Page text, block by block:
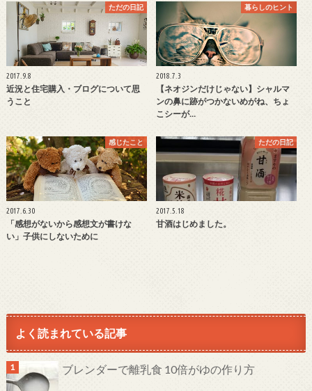
ただの日記
2017.9.8
近況と住宅購入・ブログについて思
うこと
暮らしのヒント
2018.7.3
【ネオジンだけじゃない】シャルマ
ンの鼻に跡がつかないめがね、ちょ
こシーが…
感じたこと
2017.6.30
「感想がないから感想文が書けな
い」子供にしないために
ただの日記
2017.5.18
甘酒はじめました。
よく読まれている記事
ブレンダーで離乳食 10倍がゆの作り方